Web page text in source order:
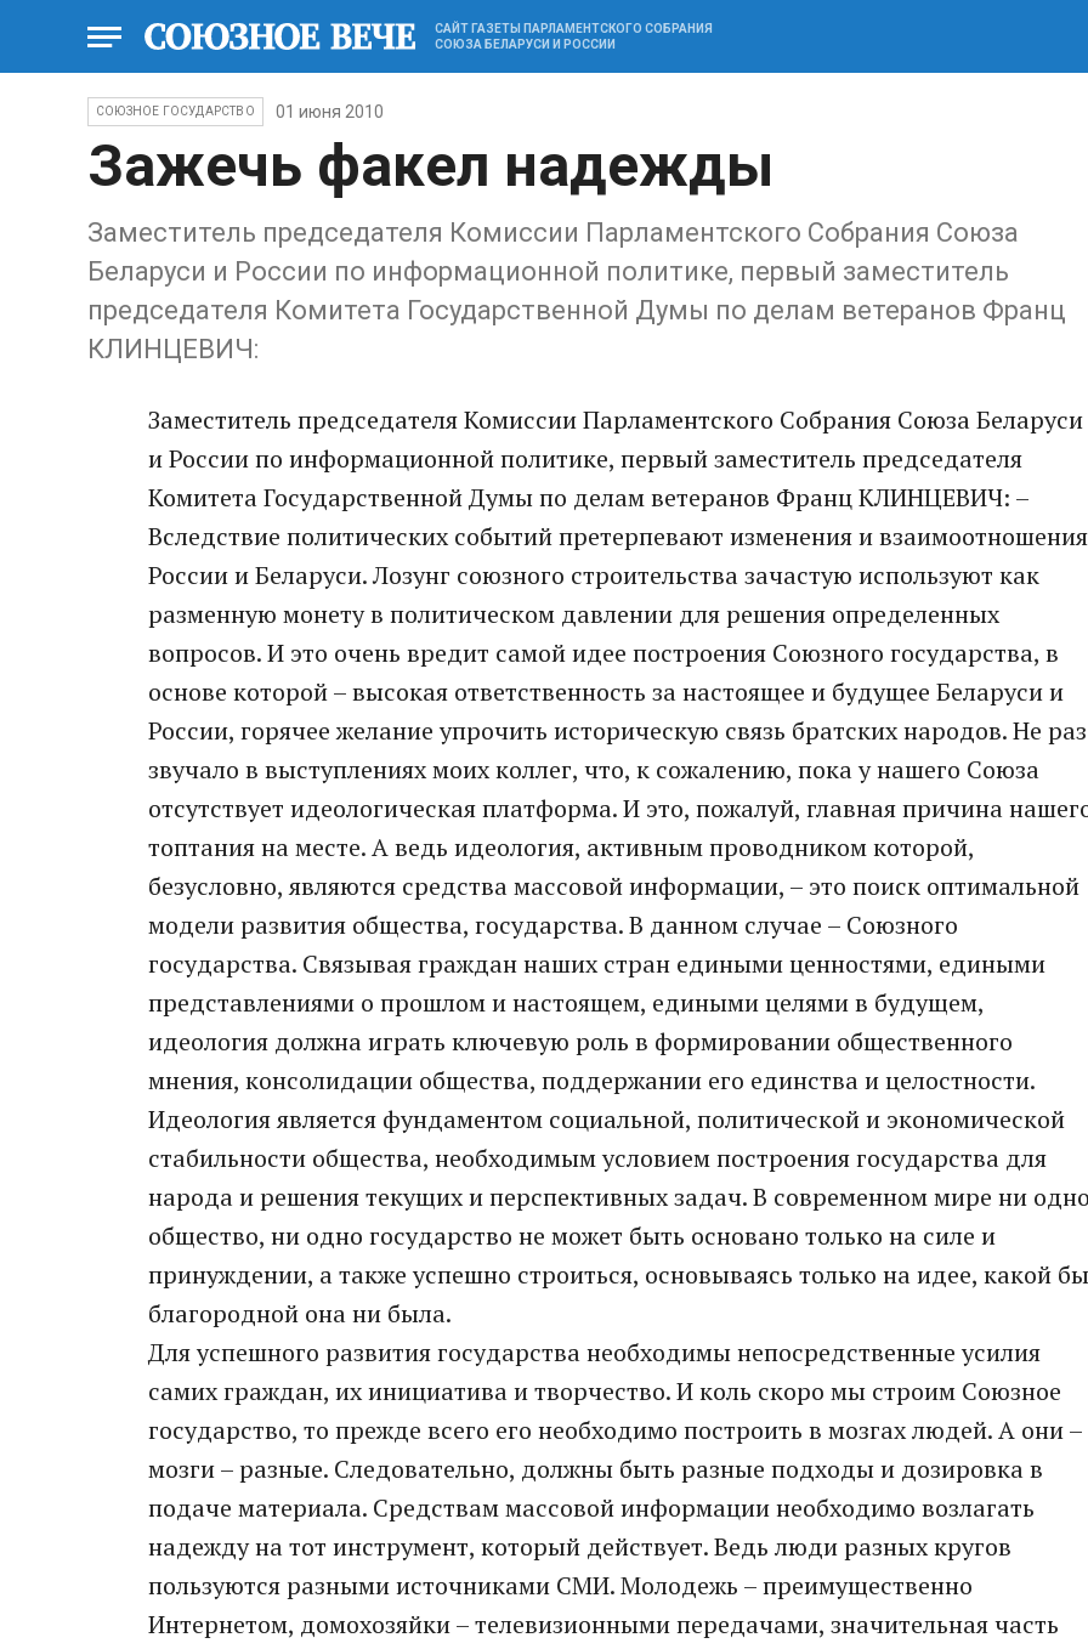
САЙТ ГАЗЕТЫ ПАРЛАМЕНТСКОГО СОБРАНИЯ
СОЮЗА БЕЛАРУСИ И РОССИИ
СОЮЗНОЕ ГОСУДАРСТВО 01 июня 2010
Зажечь факел надежды
Заместитель председателя Комиссии Парламентского Собрания Союза
Беларуси и России по информационной политике, первый заместитель
председателя Комитета Государственной Думы по делам ветеранов Франц
КЛИНЦЕВИЧ:
Заместитель председателя Комиссии Парламентского Собрания Союза Беларуси
и России по информационной политике, первый заместитель председателя
Комитета Государственной Думы по делам ветеранов Франц КЛИНЦЕВИЧ: –
Вследствие политических событий претерпевают изменения и взаимоотношения
России и Беларуси. Лозунг союзного строительства зачастую используют как
разменную монету в политическом давлении для решения определенных
вопросов. И это очень вредит самой идее построения Союзного государства, в
основе которой – высокая ответственность за настоящее и будущее Беларуси и
России, горячее желание упрочить историческую связь братских народов. Не раз
звучало в выступлениях моих коллег, что, к сожалению, пока у нашего Союза
отсутствует идеологическая платформа. И это, пожалуй, главная причина
топтания на месте. А ведь идеология, активным проводником которой,
безусловно, являются средства массовой информации, – это поиск оптимальной
модели развития общества, государства. В данном случае – Союзного
государства. Связывая граждан наших стран едиными ценностями, едиными
представлениями о прошлом и настоящем, едиными целями в будущем,
идеология должна играть ключевую роль в формировании общественного
мнения, консолидации общества, поддержании его единства и целостности.
Идеология является фундаментом социальной, политической и экономической
стабильности общества, необходимым условием построения государства для
народа и решения текущих и перспективных задач. В современном мире ни одно
общество, ни одно государство не может быть основано только на силе и
принуждении, а также успешно строиться, основываясь только на идее, какой бы
благородной она ни была.
Для успешного развития государства необходимы непосредственные усилия
самих граждан, их инициатива и творчество. И коль скоро мы строим Союзное
государство, то прежде всего его необходимо построить в мозгах людей. А они –
мозги – разные. Следовательно, должны быть разные подходы и дозировка в
подаче материала. Средствам массовой информации необходимо возлагать
надежду на тот инструмент, который действует. Ведь люди разных кругов
пользуются разными источниками СМИ. Молодежь – преимущественно
Интернетом, домохозяйки – телевизионными передачами, значительная часть